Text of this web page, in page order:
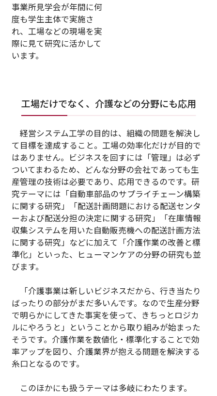
事業所見学会が年間に何
度も学生主体で実施さ
れ、工場などの現場を実
際に見て研究に活かして
います。
工場だけでなく、介護などの分野にも応用
経営システム工学の目的は、組織の問題を解決し
て目標を達成すること。工場の効率化だけが目的で
はありません。ビジネスを回すには「管理」は必ず
ついてまわるため、どんな分野の会社であっても生
産管理の技術は必要であり、応用できるのです。研
究テーマには「自動車部品のサプライチェーン構築
に関する研究」「配送計画問題における配送センタ
ーおよび配送分担の決定に関する研究」「在庫情報
収集システムを用いた自動販売機への配送計画方法
に関する研究」などに加えて「介護作業の改善と標
準化」といった、ヒューマンケアの分野の研究も並
びます。
「介護事業は新しいビジネスだから、行き当たり
ばったりの部分がまだ多いんです。なので生産分野
で明らかにしてきた事実を使って、きちっとロジカ
ルにやろうと」ということから取り組みが始まった
そうです。介護作業を数値化・標準化することで効
率アップを図り、介護業界が抱える問題を解決する
糸口となるのです。
このほかにも扱うテーマは多岐にわたります。